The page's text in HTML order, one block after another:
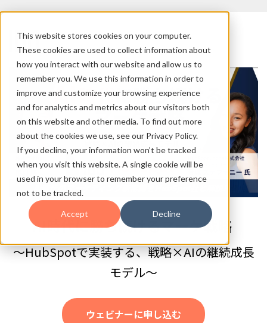
This website stores cookies on your computer.
These cookies are used to collect information about
how you interact with our website and allow us to
remember you. We use this information in order to
improve and customize your browsing experience
and for analytics and metrics about our visitors both
on this website and other media. To find out more
about the cookies we use, see our Privacy Policy.
If you decline, your information won’t be tracked
when you visit this website. A single cookie will be
used in your browser to remember your preference
not to be tracked.
Accept Decline
AI時代に勝ち続けるマーケ戦略
〜HubSpotで実装する、戦略×AIの継続成長
モデル〜
ウェビナーに申し込む